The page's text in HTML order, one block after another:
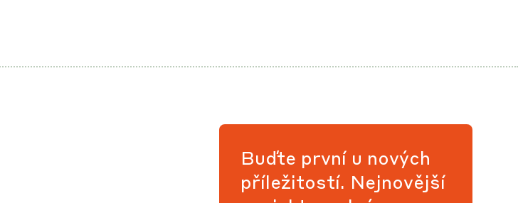
Buďte první u nových
příležitostí. Nejnovější